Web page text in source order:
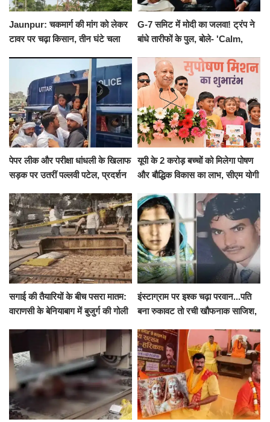
Jaunpur: चकमार्ग की मांग को लेकर
टावर पर चढ़ा किसान, तीन घंटे चला
G-7 समिट में मोदी का जलवा! ट्रंप ने
बांधे तारीफों के पुल, बोले- 'Calm,
पेपर लीक और परीक्षा धांधली के खिलाफ
सड़क पर उतरीं पल्लवी पटेल, प्रदर्शन
यूपी के 2 करोड़ बच्चों को मिलेगा पोषण
और बौद्धिक विकास का लाभ, सीएम योगी
सगाई की तैयारियों के बीच पसरा मातम:
वाराणसी के बेनियाबाग में बुजुर्ग की गोली
इंस्टाग्राम पर इश्क चढ़ा परवान...पति
बना रुकावट तो रची खौफनाक साजिश,
के घाट